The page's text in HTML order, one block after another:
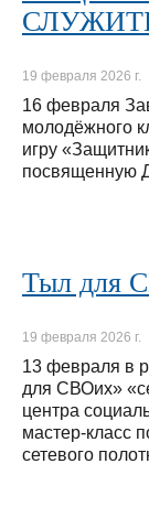
19 февраля 2026 г.
16 февраля
молодёжного
игру
посвященную
Тыл для
19 февраля 2026 г.
13 февраля в
для СВОих»
центра
мастер-класс
сетевого